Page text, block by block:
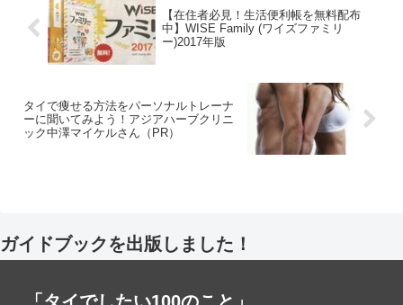
【在住者必見！生活便利帳を無料配布
中】WISE Family (ワイズファミリ
ー)2017年版
タイで痩せる方法をパーソナルトレーナ
ーに聞いてみよう！アジアハーブクリニ
ック中澤マイケルさん（PR）
ガイドブックを出版しました！
「タイでしたい100のこと」